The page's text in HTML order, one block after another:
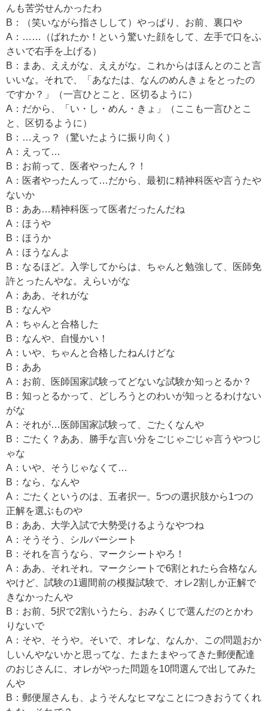
んも苦労せんかったわ
B：（笑いながら指さしして）やっぱり、お前、裏口や
A：……（ばれたか！という驚いた顔をして、左手で口をふ
さいで右手を上げる）
B：まあ、ええがな、ええがな。これからはほんとのこと言
いいな。それで、「あなたは、なんのめんきょをとったの
ですか？」（一言ひとこと、区切るように）
A：だから、「い・し・めん・きょ」（ここも一言ひとこ
と、区切るように）
B：…えっ？（驚いたように振り向く）
A：えって…
B：お前って、医者やったん？！
A：医者やったんって…だから、最初に精神科医や言うたや
ないか
B：ああ…精神科医って医者だったんだね
A：ほうや
B：ほうか
A：ほうなんよ
B：なるほど。入学してからは、ちゃんと勉強して、医師免
許とったんやな。えらいがな
A：ああ、それがな
B：なんや
A：ちゃんと合格した
B：なんや、自慢かい！
A：いや、ちゃんと合格したねんけどな
B：ああ
A：お前、医師国家試験ってどないな試験か知っとるか？
B：知っとるかって、どしろうとのわいが知っとるわけない
がな
A：それが…医師国家試験って、ごたくなんや
B：ごたく？ああ、勝手な言い分をごじゃごじゃ言うやつじ
ゃな
A：いや、そうじゃなくて…
B：なら、なんや
A：ごたくというのは、五者択一。5つの選択肢から1つの
正解を選ぶものや
B：ああ、大学入試で大勢受けるようなやつね
A：そうそう、シルバーシート
B：それを言うなら、マークシートやろ！
A：ああ、それそれ。マークシートで6割とれたら合格なん
やけど、試験の1週間前の模擬試験で、オレ2割しか正解で
きなかったんや
B：お前、5択で2割いうたら、おみくじで選んだのとかわ
りないで
A：そや、そうや。そいで、オレな、なんか、この問題おか
しいんやないかと思ってな、たまたまやってきた郵便配達
のおじさんに、オレがやった問題を10問選んで出してみた
んや
B：郵便屋さんも、ようそんなヒマなことにつきおうてくれ